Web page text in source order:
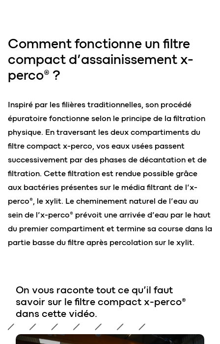
Comment fonctionne un filtre
compact d’assainissement x-
perco® ?
Inspiré par les filières traditionnelles, son procédé
épuratoire fonctionne selon le principe de la filtration
physique. En traversant les deux compartiments du
filtre compact x-perco, vos eaux usées passent
successivement par des phases de décantation et de
filtration. Cette filtration est rendue possible grâce
aux bactéries présentes sur le média filtrant de l’x-
perco®, le xylit. Le cheminement naturel de l’eau au
sein de l’x-perco® prévoit une arrivée d’eau par le haut
du premier compartiment et termine sa course dans la
partie basse du filtre après percolation sur le xylit.
On vous raconte tout ce qu’il faut
savoir sur le filtre compact x-perco®
dans cette vidéo.